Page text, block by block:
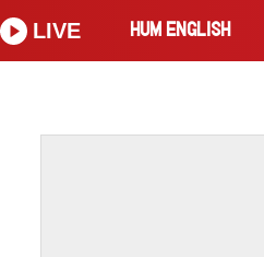
HUM ENGLISH
LIVE